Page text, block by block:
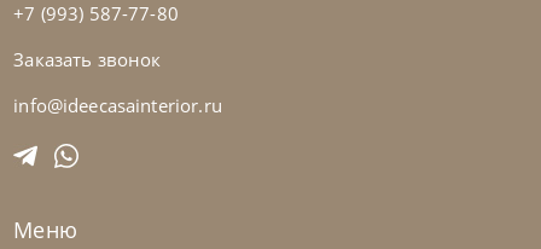
Nicolettihome
Диван Soul
+7 (993) 587-77-80
Заказать звонок
info@ideecasainterior.ru
Меню